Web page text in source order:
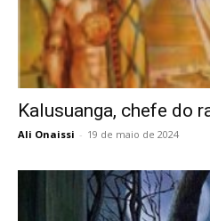
Kalusuanga, chefe do
Ali Onaissi - 19 de maio de 2024